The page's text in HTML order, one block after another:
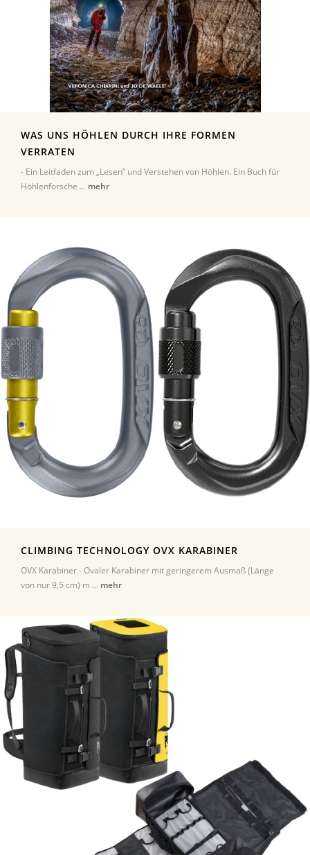
WAS UNS HÖHLEN DURCH IHRE FORMEN
VERRATEN
- Ein Leitfaden zum „Lesen” und Verstehen von Höhlen. Ein Buch für
Höhlenforsche ... mehr
CLIMBING TECHNOLOGY OVX KARABINER
OVX Karabiner - Ovaler Karabiner mit geringerem Ausmaß (Länge
von nur 9,5 cm) m ... mehr